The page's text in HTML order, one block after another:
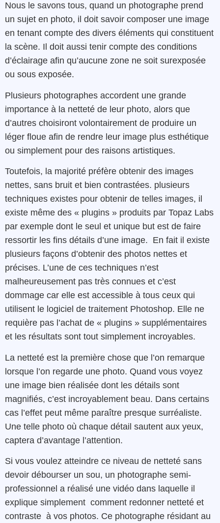
Nous le savons tous, quand un photographe prend
un sujet en photo, il doit savoir composer une image
en tenant compte des divers éléments qui constituent
la scène. Il doit aussi tenir compte des conditions
d’éclairage afin qu’aucune zone ne soit surexposée
ou sous exposée.
Plusieurs photographes accordent une grande
importance à la netteté de leur photo, alors que
d’autres choisiront volontairement de produire un
léger floue afin de rendre leur image plus esthétique
ou simplement pour des raisons artistiques.
Toutefois, la majorité préfère obtenir des images
nettes, sans bruit et bien contrastées. plusieurs
techniques existes pour obtenir de telles images, il
existe même des « plugins » produits par Topaz Labs
par exemple dont le seul et unique but est de faire
ressortir les fins détails d’une image. En fait il existe
plusieurs façons d’obtenir des photos nettes et
précises. L’une de ces techniques n’est
malheureusement pas très connues et c’est
dommage car elle est accessible à tous ceux qui
utilisent le logiciel de traitement Photoshop. Elle ne
requière pas l’achat de « plugins » supplémentaires
et les résultats sont tout simplement incroyables.
La netteté est la première chose que l’on remarque
lorsque l’on regarde une photo. Quand vous voyez
une image bien réalisée dont les détails sont
magnifiés, c’est incroyablement beau. Dans certains
cas l’effet peut même paraître presque surréaliste.
Une telle photo où chaque détail sautent aux yeux,
captera d’avantage l’attention.
Si vous voulez atteindre ce niveau de netteté sans
devoir débourser un sou, un photographe semi-
professionnel a réalisé une vidéo dans laquelle il
explique simplement comment redonner netteté et
contraste à vos photos. Ce photographe résidant au